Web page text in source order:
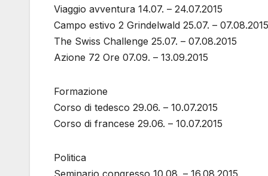
Viaggio avventura 14.07. – 24.07.2015
Campo estivo 2 Grindelwald 25.07. – 07.08.2015
The Swiss Challenge 25.07. – 07.08.2015
Azione 72 Ore 07.09. – 13.09.2015
Formazione
Corso di tedesco 29.06. – 10.07.2015
Corso di francese 29.06. – 10.07.2015
Politica